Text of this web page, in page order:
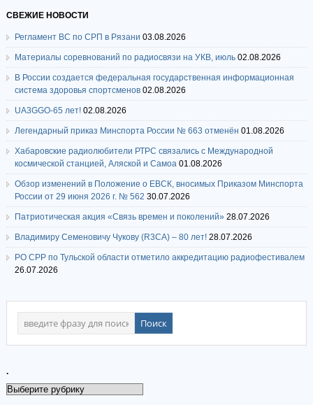
СВЕЖИЕ НОВОСТИ
Регламент ВС по СРП в Рязани 03.08.2026
Материалы соревнований по радиосвязи на УКВ, июль 02.08.2026
В России создается федеральная государственная информационная
система здоровья спортсменов 02.08.2026
UA3GGO-65 лет! 02.08.2026
Легендарный приказ Минспорта России № 663 отменён 01.08.2026
Хабаровские радиолюбители РТРС связались с Международной
космической станцией, Аляской и Самоа 01.08.2026
Обзор изменений в Положение о ЕВСК, вносимых Приказом Минспорта
России от 29 июня 2026 г. № 562 30.07.2026
Патриотическая акция «Связь времен и поколений» 28.07.2026
Владимиру Семеновичу Чукову (R3CA) – 80 лет! 28.07.2026
РО СРР по Тульской области отметило аккредитацию радиофестивалем
26.07.2026
.